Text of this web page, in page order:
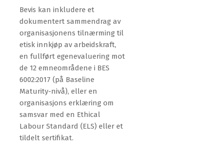
Bevis kan inkludere et
dokumentert sammendrag av
organisasjonens tilnærming til
etisk innkjøp av arbeidskraft,
en fullført egenevaluering mot
de 12 emneområdene i BES
6002:2017 (på Baseline
Maturity-nivå), eller en
organisasjons erklæring om
samsvar med en Ethical
Labour Standard (ELS) eller et
tildelt sertifikat.